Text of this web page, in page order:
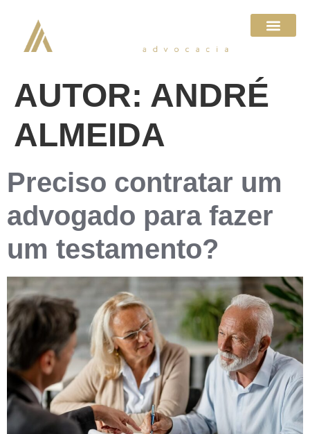
AUTOR: ANDRÉ
ALMEIDA
Preciso contratar um
advogado para fazer
um testamento?